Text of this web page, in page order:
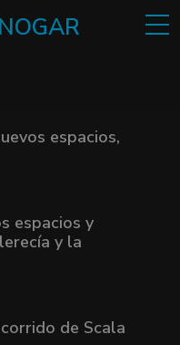
espacios,
espacios y
y la
de Scala